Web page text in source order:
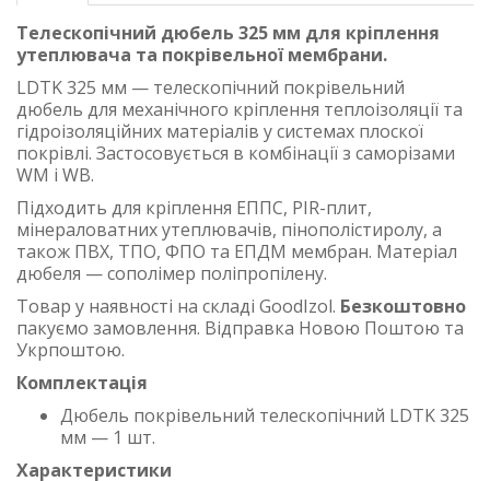
Телескопічний дюбель 325 мм для кріплення
утеплювача та покрівельної мембрани.
LDTK 325 мм — телескопічний покрівельний
дюбель для механічного кріплення теплоізоляції та
гідроізоляційних матеріалів у системах плоскої
покрівлі. Застосовується в комбінації з саморізами
WM і WB.
Підходить для кріплення ЕППС, PIR-плит,
мінераловатних утеплювачів, пінополістиролу, а
також ПВХ, ТПО, ФПО та ЕПДМ мембран. Матеріал
дюбеля — сополімер поліпропілену.
Товар у наявності на складі GoodIzol. Безкоштовно
пакуємо замовлення. Відправка Новою Поштою та
Укрпоштою.
Комплектація
Дюбель покрівельний телескопічний LDTK 325
мм — 1 шт.
Характеристики